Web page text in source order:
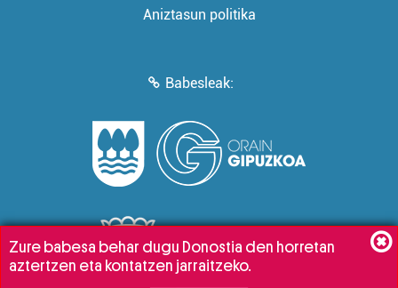
Aniztasun politika
Babesleak:
Zure babesa behar dugu Donostia den horretan
aztertzen eta kontatzen jarraitzeko.